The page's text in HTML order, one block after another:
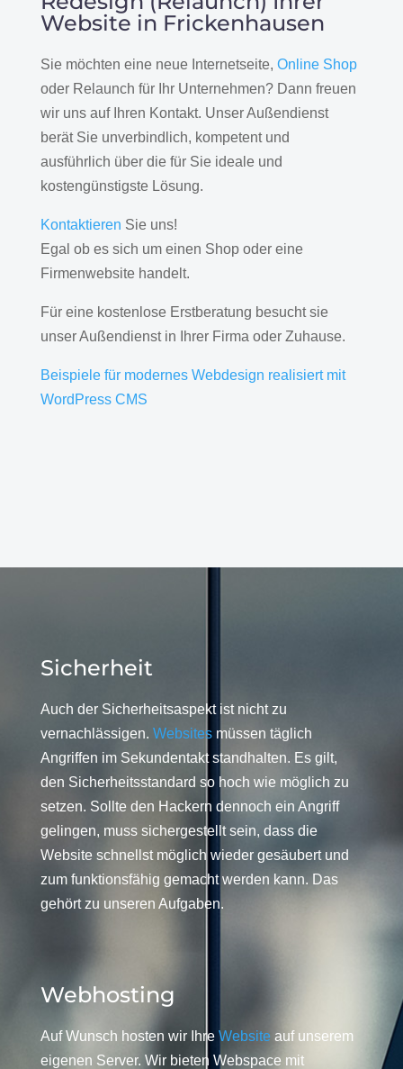
Website in Frickenhausen
Sie möchten eine neue Internetseite, Online Shop
oder Relaunch für Ihr Unternehmen? Dann freuen
wir uns auf Ihren Kontakt. Unser Außendienst
berät Sie unverbindlich, kompetent und
ausführlich über die für Sie ideale und
kostengünstigste Lösung.
Kontaktieren Sie uns!
Egal ob es sich um einen Shop oder eine
Firmenwebsite handelt.
Für eine kostenlose Erstberatung besucht sie
unser Außendienst in Ihrer Firma oder Zuhause.
Beispiele für modernes Webdesign realisiert mit
WordPress CMS
Sicherheit
Auch der Sicherheitsaspekt ist nicht zu
vernachlässigen. Websitesmüssen täglich
Angriffen im Sekundentakt standhalten. Es gilt,
den Sicherheitsstandard so hoch wie möglich zu
setzen. Sollte den Hackern dennoch ein Angriff
gelingen, muss sichergestellt sein, dass die
Website schnellst möglich wieder gesäubert und
zum funktionsfähig gemacht werden kann. Das
gehört zu unseren Aufgaben.
Webhosting
Auf Wunsch hosten wir Ihre Website auf unserem
eigenen Server. Wir bieten Webspace mit